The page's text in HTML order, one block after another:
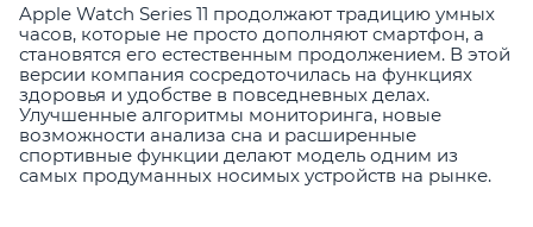
Apple Watch Series 11 продолжают традицию умных
часов, которые не просто дополняют смартфон, а
становятся его естественным продолжением. В этой
версии компания сосредоточилась на функциях
здоровья и удобстве в повседневных делах.
Улучшенные алгоритмы мониторинга, новые
возможности анализа сна и расширенные
спортивные функции делают модель одним из
самых продуманных носимых устройств на рынке.